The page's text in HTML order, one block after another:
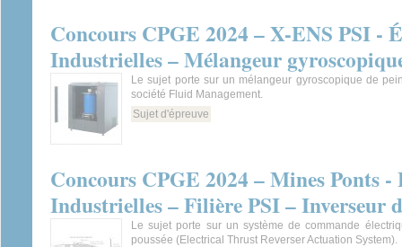
Concours CPGE 2024 – X-ENS PSI -
Industrielles – Mélangeur
Le sujet porte sur un mélangeur gyroscopique de
société Fluid Management.
Sujet d'épreuve
Concours CPGE 2024 – Mines Ponts -
Industrielles – Filière PSI – Inverseur
Le sujet porte sur un système de commande
poussée (Electrical Thrust Reverser Actuation System).